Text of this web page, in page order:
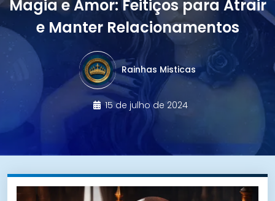
Magia e Amor: Feitiços para Atrair
e Manter Relacionamentos
Rainhas Misticas
15 de julho de 2024